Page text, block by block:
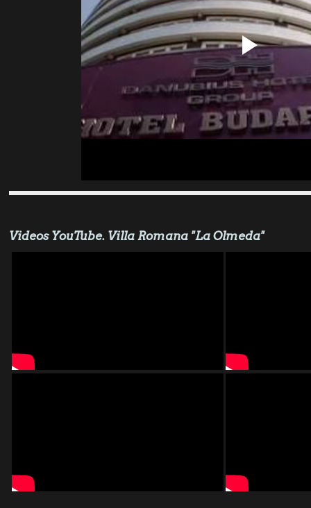
Videos YouTube. Villa Romana "La Olmeda"